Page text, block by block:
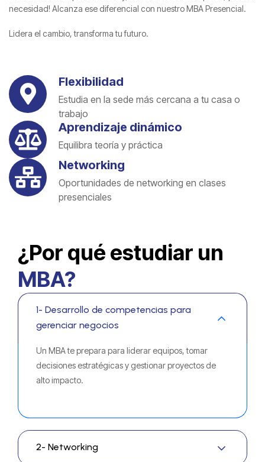
necesidad! Alcanza ese diferencial con nuestro MBA Presencial.
Lidera el cambio, transforma tu futuro.
Flexibilidad
Estudia en la sede más cercana a tu casa o
trabajo
Aprendizaje dinámico
Equilibra teoría y práctica
Networking
Oportunidades de networking en clases
presenciales
¿Por qué estudiar un
MBA?
1- Desarrollo de competencias para
gerenciar negocios
Un MBA te prepara para liderar equipos, tomar
decisiones estratégicas y gestionar proyectos de
alto impacto.
2- Networking